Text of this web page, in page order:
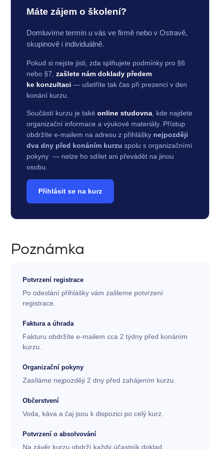
Máte zájem o školení?
Domluvíme termín u vás ve firmě nebo v Ostravě,
skupinově i individuálně.
Pokud si nejste jisti, zda splňujete podmínky pro §6
nebo §7,zašlete nám doklady předem
ke konzultaci — ušetříte tak čas při prezenci v den
konání kurzu.
Součástí kurzu je takéonline studovna , kde najdete
organizační informace a výukové materiály. Přístup
obdržíte e-mailem na adresu z přihlášky nejpozději
dva dny před konáním kurzu spolu s organizačními
pokyny — nelze ho sdílet ani převádět na jinou
osobu.
Přihlásit se na kurz
Poznámka
Potvrzení registrace
Po odeslání přihlášky vám zašleme potvrzení
registrace.
Faktura a úhrada
Fakturu obdržíte e-mailem cca 2 týdny před konáním
kurzu.
Organizační pokyny
Zasíláme nejpozději 2 dny před zahájením kurzu.
Občerstvení
Voda, káva a čaj jsou k dispozici po celý kurz.
Potvrzení o absolvování
Na závěr kurzu obdrží každý účastník doklad